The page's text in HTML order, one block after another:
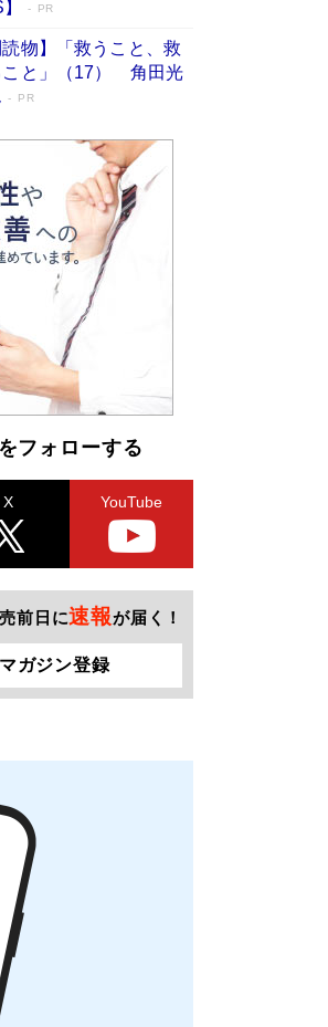
PR
読物】「救うこと、救
こと」（17） 角田光
PR
フォローする
X YouTube
前日に速報が届く！
ガジン登録